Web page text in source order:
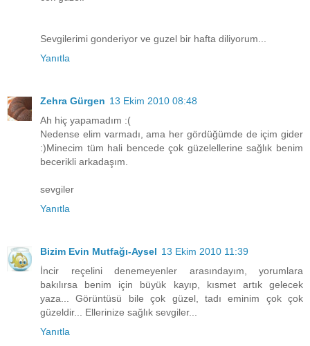
Sevgilerimi gonderiyor ve guzel bir hafta diliyorum...
Yanıtla
Zehra Gürgen 13 Ekim 2010 08:48
Ah hiç yapamadım :(
Nedense elim varmadı, ama her gördüğümde de içim gider
:)Minecim tüm hali bencede çok güzelellerine sağlık benim
becerikli arkadaşım.
sevgiler
Yanıtla
Bizim Evin Mutfağı-Aysel 13 Ekim 2010 11:39
İncir reçelini denemeyenler arasındayım, yorumlara
bakılırsa benim için büyük kayıp, kısmet artık gelecek
yaza... Görüntüsü bile çok güzel, tadı eminim çok çok
güzeldir... Ellerinize sağlık sevgiler...
Yanıtla